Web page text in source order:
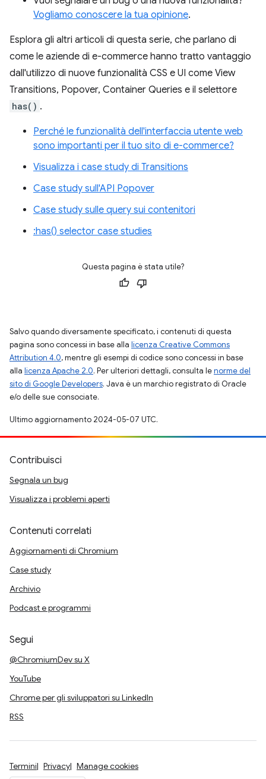
Vogliamo conoscere la tua opinione.
Esplora gli altri articoli di questa serie, che parlano di
come le aziende di e-commerce hanno tratto vantaggio
dall'utilizzo di nuove funzionalità CSS e UI come View
Transitions, Popover, Container Queries e il selettore
has() .
Perché le funzionalità dell'interfaccia utente web
sono importanti per il tuo sito di e-commerce?
Visualizza i case study di Transitions
Case study sull'API Popover
Case study sulle query sui contenitori
:has() selector case studies
Questa pagina è stata utile?
Salvo quando diversamente specificato, i contenuti di questa
pagina sono concessi in base alla licenza Creative Commons
Attribution 4.0, mentre gli esempi di codice sono concessi in base
alla licenza Apache 2.0. Per ulteriori dettagli, consulta lenorme del
sito di Google Developers. Java è un marchio registrato di Oracle
e/o delle sue consociate.
Ultimo aggiornamento 2024-05-07 UTC.
Contribuisci
Segnala un bug
Visualizza i problemi aperti
Contenuti correlati
Aggiornamenti di Chromium
Case study
Archivio
Podcast e programmi
Segui
@ChromiumDev su X
YouTube
Chrome per gli sviluppatori su LinkedIn
RSS
Termini Privacy Manage cookies